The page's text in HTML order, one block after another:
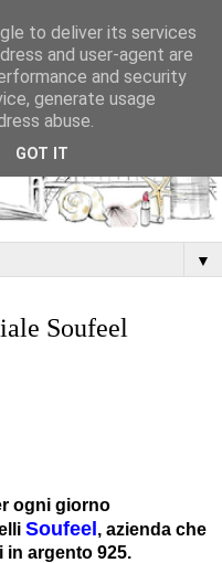
▼
Soufeel
ogni giorno
Soufeel, azienda che
in argento 925.
to deliver its services
and user-agent are
and security
generate usage
abuse.
GOT IT